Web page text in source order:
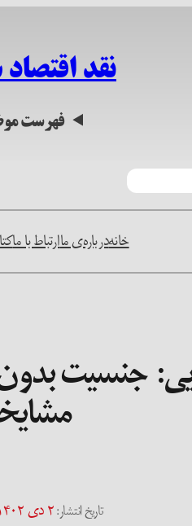
نقد
فهرست
خانهدرباره‌ی ماارتباط با ما
جنسیت
تاریخ انتشار:۲ دی ۱۴۰۲